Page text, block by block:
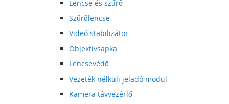
Lencse és szűrő
Szűrőlencse
Videó stabilizátor
Objektívsapka
Lencsevédő
Vezeték nélküli jeladó modul
Kamera távvezérlő